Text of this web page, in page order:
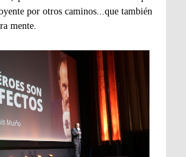
por otros caminos...que también
mente.